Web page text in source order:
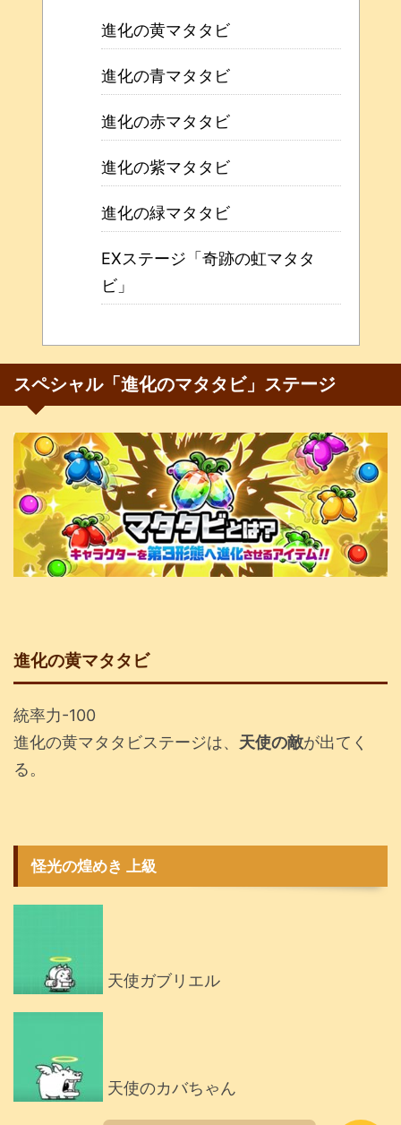
進化の黄マタタビ
進化の青マタタビ
進化の赤マタタビ
進化の紫マタタビ
進化の緑マタタビ
EXステージ「奇跡の虹マタタ
ビ」
スペシャル「進化のマタタビ」ステージ
進化の黄マタタビ
統率力-100
進化の黄マタタビステージは、 天使の敵が出てく
る。
怪光の煌めき 上級
天使ガブリエル
天使のカバちゃん